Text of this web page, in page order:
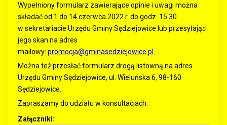
Wypełniony formularz zawierające opinie i uwagi można
składać od 1 do 14 czerwca 2022 r. do godz. 15.30
w sekretariacie Urzędu Gminy Sędziejowice lub przesyłając
jego skan na adres
mailowy: promocja@gminasedziejowice.pl
Można też przesłać formularz drogą listowną na adres
Urzędu Gminy Sędziejowice, ul. Wieluńska 6, 98-160
Sędziejowice.
Zapraszamy do udziału w konsultacjach.
Załączniki: